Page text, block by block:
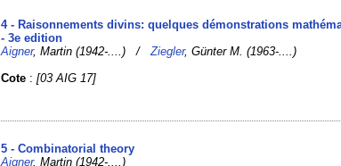
4 - Raisonnements divins: quelques démonstrations
- 3e edition
Aigner, Martin (1942-....) /Ziegler, Günter M. (1963-....)
Cote :[03 AIG 17]
5 - Combinatorial theory
Aigner, Martin (1942-....)